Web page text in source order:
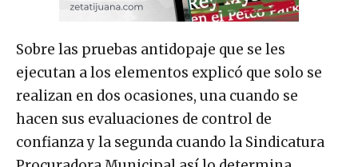
Sobre las pruebas antidopaje que se les
ejecutan a los elementos explicó que solo se
realizan en dos ocasiones, una cuando se
hacen sus evaluaciones de control de
confianza y la segunda cuando la Sindicatura